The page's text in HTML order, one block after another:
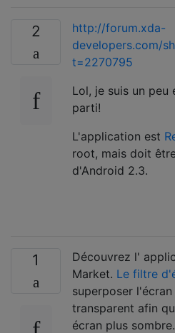
2
http://forum.xda-
developers.com/
t=2270795
Lol, je suis un peu
parti!
L'application est
root, mais doit
d'Android 2.3.
1 Découvrez l'
Market. Le filtre
superposer
transparent afin
écran plus